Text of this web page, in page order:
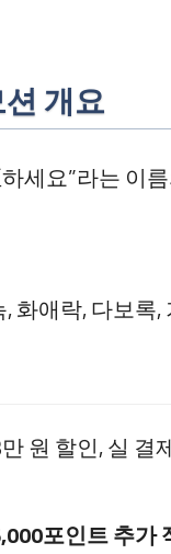
개요
세요”라는 이
화애락, 다보록
원 할인, 실 결
포인트 추가